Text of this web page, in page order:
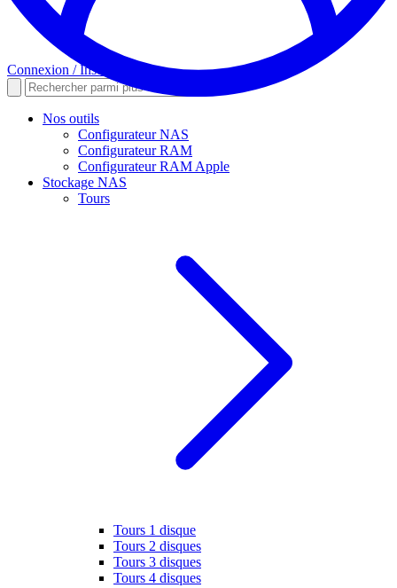
Connexion / Inscription
Nos outils
Configurateur NAS
Configurateur RAM
Configurateur RAM Apple
Stockage NAS
Tours
Tours 1 disque
Tours 2 disques
Tours 3 disques
Tours 4 disques